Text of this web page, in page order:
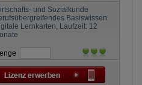
und Sozialkunde
Basiswissen
Lernkarten, Laufzeit: 12